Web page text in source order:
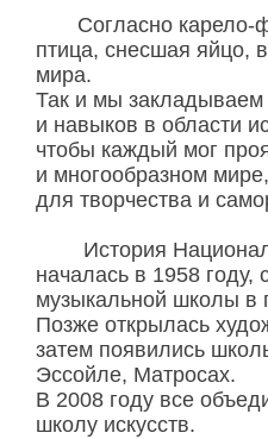
Согласно карело-
птица, снесшая яйцо,
мира.
Так и мы закладываем
и навыков в области
чтобы каждый мог
и многообразном
для творчества и
История
началась в 1958 году,
музыкальной школы в
Позже открылась
затем появились
Эссойле, Матросах.
В 2008 году все
школу искусств.